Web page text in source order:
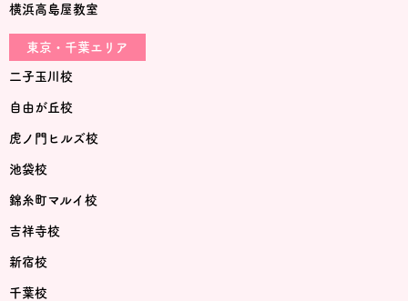
横浜高島屋教室
東京・千葉エリア
二子玉川校
自由が丘校
虎ノ門ヒルズ校
池袋校
錦糸町マルイ校
吉祥寺校
新宿校
千葉校